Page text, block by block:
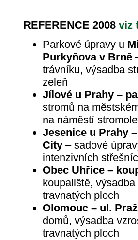
REFERENCE 2008 viz
Parkové úpravy u
Purkyňova v Brně
trávníku, výsadba
zeleň
Jílové u Prahy –
stromů na
na náměstí
Jesenice u Prahy
City– sadové
intenzivních
Obec Uhřice –
koupaliště,
travnatých ploch
Olomouc – ul.
domů, výsadba
travnatých ploch